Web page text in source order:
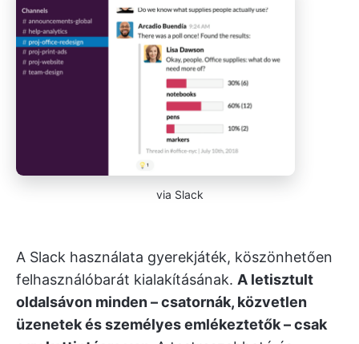
via Slack
A Slack használata gyerekjáték, köszönhetően
felhasználóbarát kialakításának. A letisztult
oldalsávon minden – csatornák, közvetlen
üzenetek és személyes emlékeztetők – csak